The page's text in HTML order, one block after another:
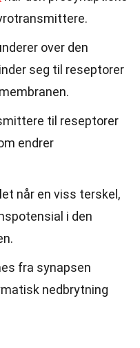
over den
seg til reseptorer
til reseptorer
endrer
når en viss terskel,
i den
fra synapsen
nedbrytning